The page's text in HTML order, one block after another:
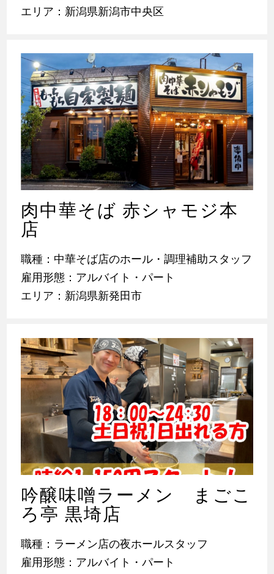
エリア：新潟県新潟市中央区
肉中華そば 赤シャモジ本
店
職種：中華そば店のホール・調理補助スタッフ
雇用形態：アルバイト・パート
エリア：新潟県新発田市
吟醸味噌ラーメン まごこ
ろ亭 黒埼店
職種：ラーメン店の夜ホールスタッフ
雇用形態：アルバイト・パート